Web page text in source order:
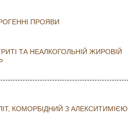
ПРОЯВИ
ТА НЕАЛКОГОЛЬНІЙ ЖИРОВІЙ
КОМОРБІДНИЙ З АЛЕКСИТИМІЄЮ